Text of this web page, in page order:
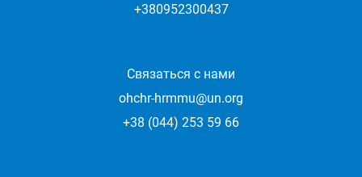
+380952300437
Связаться с нами
ohchr-hrmmu@un.org
+38 (044) 253 59 66